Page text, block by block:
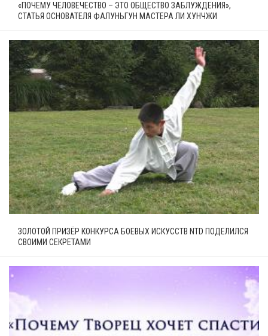
«ПОЧЕМУ ЧЕЛОВЕЧЕСТВО – ЭТО ОБЩЕСТВО ЗАБЛУЖДЕНИЯ»,
СТАТЬЯ ОСНОВАТЕЛЯ ФАЛУНЬГУН МАСТЕРА ЛИ ХУНЧЖИ
ЗОЛОТОЙ ПРИЗЁР КОНКУРСА БОЕВЫХ ИСКУССТВ NTD ПОДЕЛИЛСЯ
СВОИМИ СЕКРЕТАМИ